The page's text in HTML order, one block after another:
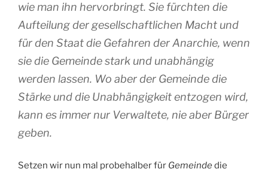
wie man ihn hervorbringt. Sie fürchten die
Aufteilung der gesellschaftlichen Macht und
für den Staat die Gefahren der Anarchie, wenn
sie die Gemeinde stark und unabhängig
werden lassen. Wo aber der Gemeinde die
Stärke und die Unabhängigkeit entzogen wird,
kann es immer nur Verwaltete, nie aber Bürger
geben.
Setzen wir nun mal probehalber für Gemeindedie